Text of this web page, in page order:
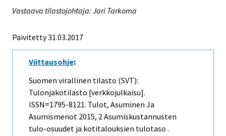
Vastaava tilastojohtaja: Jari Tarkoma
Päivitetty 31.03.2017
Viittausohje:
Suomen virallinen tilasto (SVT):
Tulonjakotilasto [verkkojulkaisu].
ISSN=1795-8121. Tulot, Asuminen Ja
Asumismenot 2015, 2 Asumiskustannusten
tulo-osuudet ja kotitalouksien tulotaso .